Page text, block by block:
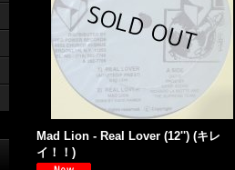
Mad Lion - Real Lover (12'') (キレ
イ！！)